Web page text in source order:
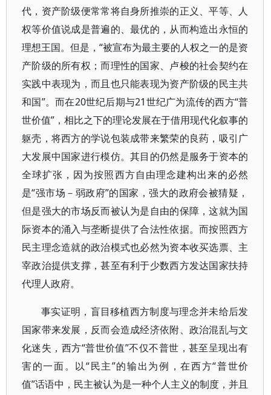
代，资产阶级便常常将自身所推崇的正义、平等、人
权等价值说成是普遍的、最优的，从而构造出永恒的
理想王国。但是，“被宣布为最主要的人权之一的是资
产阶级的所有权；而理性的国家、卢梭的社会契约在
实践中表现为，而且也只能表现为资产阶级的民主共
和国”。而在20世纪后期与21世纪广为流传的西方“普
世价值”，相比之下的理论发展在于借用现代化叙事的
躯壳，将西方的学说包装成带来繁荣的良药，吸引广
大发展中国家进行模仿。其目的仍然是服务于资本的
全球扩张，因为按照西方自由理念建构出来的必然
是“强市场－弱政府”的国家，强大的政府会被猜疑，
但是强大的市场反而被认为是自由的保障，这就为国
际资本的涌入与垄断提供了合法性依据。而按照西方
民主理念造就的政治模式也必然为资本收买选票、主
宰政治提供支撑，甚至有利于少数西方发达国家扶持
代理人政府。
事实证明，盲目移植西方制度与理念并未给后发
国家带来发展，反而会造成经济依附、政治混乱与文
化迷失，西方“普世价值”不仅不普世，甚至呈现出有
害的一面。以“民主”的输出为例，在西方“普世价
值”话语中，民主被认为是一种个人主义的制度，并且